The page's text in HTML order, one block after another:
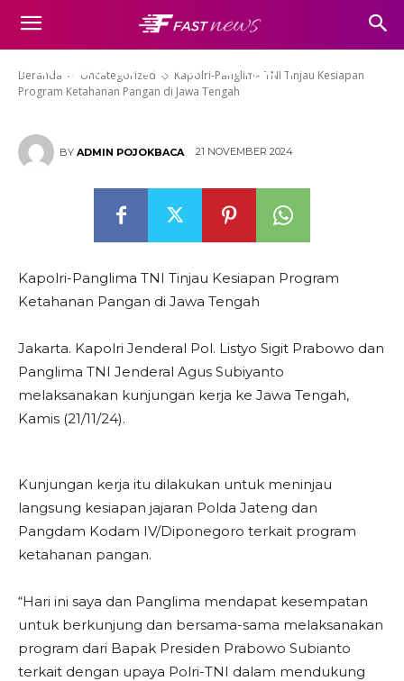
Beranda Uncategorized
Kapolri-Panglima TNI Tinjau Kesiapan
Program Ketahanan Pangan di Jawa Tengah
Kapolri-Panglima TNI Tinjau
Kesiapan Program Ketahanan
Pangan di Jawa Tengah
BY ADMIN POJOKBACA 21 NOVEMBER 2024
Kapolri-Panglima TNI Tinjau Kesiapan Program
Ketahanan Pangan di Jawa Tengah
Jakarta. Kapolri Jenderal Pol. Listyo Sigit Prabowo dan
Panglima TNI Jenderal Agus Subiyanto
melaksanakan kunjungan kerja ke Jawa Tengah,
Kamis (21/11/24).
Kunjungan kerja itu dilakukan untuk meninjau
langsung kesiapan jajaran Polda Jateng dan
Pangdam Kodam IV/Diponegoro terkait program
ketahanan pangan.
“Hari ini saya dan Panglima mendapat kesempatan
untuk berkunjung dan bersama-sama melaksanakan
program dari Bapak Presiden Prabowo Subianto
terkait dengan upaya Polri-TNI dalam mendukung